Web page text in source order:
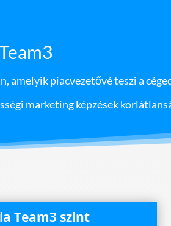
amelyik piacvezetővé teszi a
marketing képzések
Team3 szint